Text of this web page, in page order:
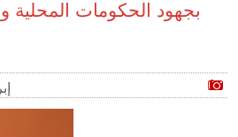
بجهود الحكومات المحلية